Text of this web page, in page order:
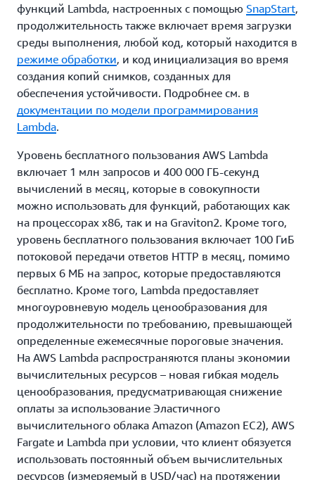
функций Lambda, настроенных с помощью SnapStart,
продолжительность также включает время загрузки
среды выполнения, любой код, который находится в
режиме обработки, и код инициализация во время
создания копий снимков, созданных для
обеспечения устойчивости. Подробнее см. в
документации по модели программирования
Lambda.
Уровень бесплатного пользования AWS Lambda
включает 1 млн запросов и 400 000 ГБ-секунд
вычислений в месяц, которые в совокупности
можно использовать для функций, работающих как
на процессорах x86, так и на Graviton2. Кроме того,
уровень бесплатного пользования включает 100 ГиБ
потоковой передачи ответов HTTP в месяц, помимо
первых 6 МБ на запрос, которые предоставляются
бесплатно. Кроме того, Lambda предоставляет
многоуровневую модель ценообразования для
продолжительности по требованию, превышающей
определенные ежемесячные пороговые значения.
На AWS Lambda распространяются планы экономии
вычислительных ресурсов – новая гибкая модель
ценообразования, предусматривающая снижение
оплаты за использование Эластичного
вычислительного облака Amazon (Amazon EC2), AWS
Fargate и Lambda при условии, что клиент обязуется
использовать постоянный объем вычислительных
ресурсов (измеряемый в USD/час) на протяжении